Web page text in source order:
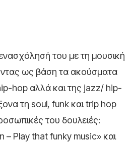
του με τη μουσική
ως βάση τα ακούσματα
hop αλλά και της jazz/ hip-
τη soul, funk και trip hop
του δουλειές:
– Play that funky music» και